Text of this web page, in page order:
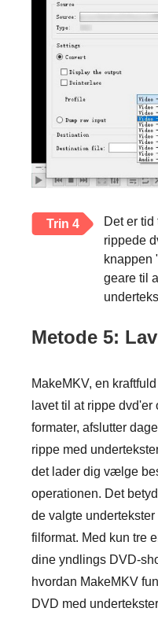
Trin 4
Det er
rippede
knappen
geare til
Metode 5:
MakeMKV, en
lavet til at rippe
formater, afslutter
rippe med
det lader dig vælge
operationen. Det
de valgte
filformat. Med kun tre
dine yndlings DVD-
hvordan MakeMKV
DVD med